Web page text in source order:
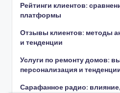
Рейтинги клиентов:
платформы
Отзывы клиентов: методы
и тенденции
Услуги по ремонту домов:
персонализация и
Сарафанное радио: